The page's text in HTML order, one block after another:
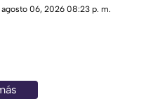
penales; Luis Romo fue
agosto 06, 2026 08:23 p. m.